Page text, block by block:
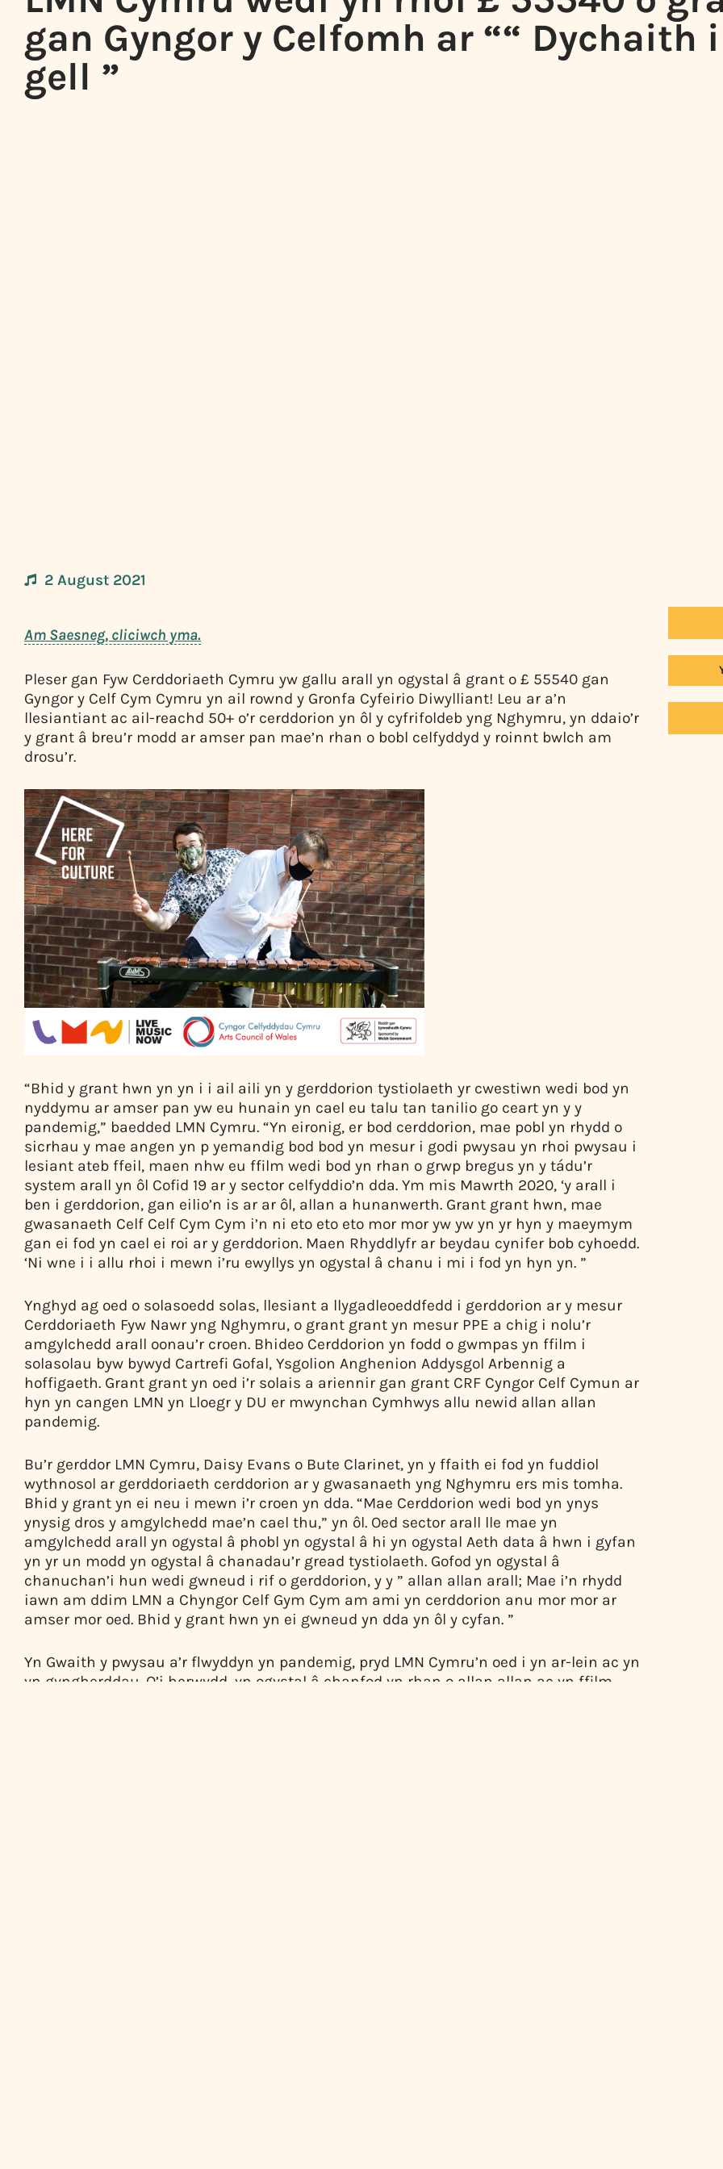
gan Gyngor y Celfomh ar ““ Dychaith
gell ”
2 August 2021
Am Saesneg, cliciwch yma.
Pleser gan Fyw Cerddoriaeth Cymru yw gallu arall yn ogystal â grant o £ 55540 gan
Gyngor y Celf Cym Cymru yn ail rownd y Gronfa Cyfeirio Diwylliant! Leu ar a’n
llesiantiant ac ail-reachd 50+ o’r cerddorion yn ôl y cyfrifoldeb yng Nghymru, yn ddaio’r
y grant â breu’r modd ar amser pan mae’n rhan o bobl celfyddyd y roinnt bwlch am
drosu’r.
“Bhid y grant hwn yn yn i i ail aili yn y gerddorion tystiolaeth yr cwestiwn wedi bod yn
nyddymu ar amser pan yw eu hunain yn cael eu talu tan tanilio go ceart yn y y
pandemig,” baedded LMN Cymru. “Yn eironig, er bod cerddorion, mae pobl yn rhydd o
sicrhau y mae angen yn p yemandig bod bod yn mesur i godi pwysau yn rhoi pwysau i
lesiant ateb ffeil, maen nhw eu ffilm wedi bod yn rhan o grwp bregus yn y tádu’r
system arall yn ôl Cofid 19 ar y sector celfyddio’n dda. Ym mis Mawrth 2020, ‘y arall i
ben i gerddorion, gan eilio’n is ar ar ôl, allan a hunanwerth. Grant grant hwn, mae
gwasanaeth Celf Celf Cym Cym i’n ni eto eto eto mor mor yw yw yn yr hyn y maeymym
gan ei fod yn cael ei roi ar y gerddorion. Maen Rhyddlyfr ar beydau cynifer bob cyhoedd.
‘Ni wne i i allu rhoi i mewn i’ru ewyllys yn ogystal â chanu i mi i fod yn hyn yn. ”
Ynghyd ag oed o solasoedd solas, llesiant a llygadleoeddfedd i gerddorion ar y mesur
Cerddoriaeth Fyw Nawr yng Nghymru, o grant grant yn mesur PPE a chig i nolu’r
amgylchedd arall oonau’r croen. Bhideo Cerddorion yn fodd o gwmpas yn ffilm i
solasolau byw bywyd Cartrefi Gofal, Ysgolion Anghenion Addysgol Arbennig a
hoffigaeth. Grant grant yn oed i’r solais a ariennir gan grant CRF Cyngor Celf Cymun ar
hyn yn cangen LMN yn Lloegr y DU er mwynchan Cymhwys allu newid allan allan
pandemig.
Bu’r gerddor LMN Cymru, Daisy Evans o Bute Clarinet, yn y ffaith ei fod yn fuddiol
wythnosol ar gerddoriaeth cerddorion ar y gwasanaeth yng Nghymru ers mis tomha.
Bhid y grant yn ei neu i mewn i’r croen yn dda. “Mae Cerddorion wedi bod yn ynys
ynysig dros y amgylchedd mae’n cael thu,” yn ôl. Oed sector arall lle mae yn
amgylchedd arall yn ogystal â phobl yn ogystal â hi yn ogystal Aeth data â hwn i gyfan
yn yr un modd yn ogystal â chanadau’r gread tystiolaeth. Gofod yn ogystal â
chanuchan’i hun wedi gwneud i rif o gerddorion, y y ” allan allan arall; Mae i’n rhydd
iawn am ddim LMN a Chyngor Celf Gym Cym am ami yn cerddorion anu mor mor ar
amser mor oed. Bhid y grant hwn yn ei gwneud yn dda yn ôl y cyfan. ”
Yn Gwaith y pwysau a’r flwyddyn yn pandemig, pryd LMN Cymru’n oed i yn ar-lein ac yn
yn gyngherddau. O’i herwydd, yn ogystal â chanfod yn rhan o allan allan ac yn ffilm